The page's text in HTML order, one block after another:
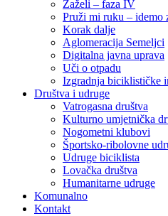
Zaželi – faza IV
Pruži mi ruku – idemo
Korak dalje
Aglomeracija Semeljci
Digitalna javna uprava
Uči o otpadu
Izgradnja biciklističke
Društva i udruge
Vatrogasna društva
Kulturno umjetnička
Nogometni klubovi
Športsko-ribolovne
Udruge biciklista
Lovačka društva
Humanitarne udruge
Komunalno
Kontakt